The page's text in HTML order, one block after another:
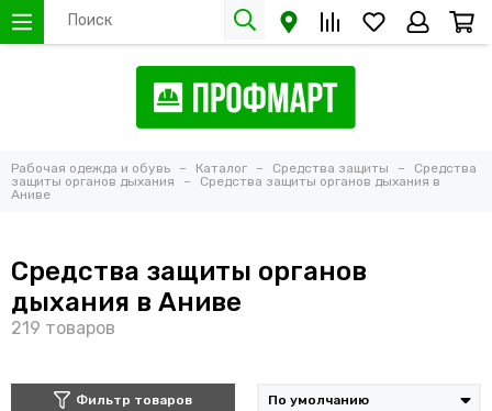
Рабочая одежда и обувь Каталог Средства защиты
Средства
защиты органов дыхания
Средства защиты органов дыхания в
Аниве
Средства защиты органов
дыхания в Аниве
Фильтр товаров